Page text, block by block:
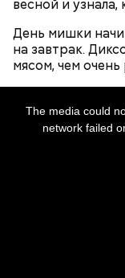
весной и
День мишки
на завтрак.
мясом, чем
modalThe media could
network failed
— В дыне
представлен
хорошо, потому
помнить, что